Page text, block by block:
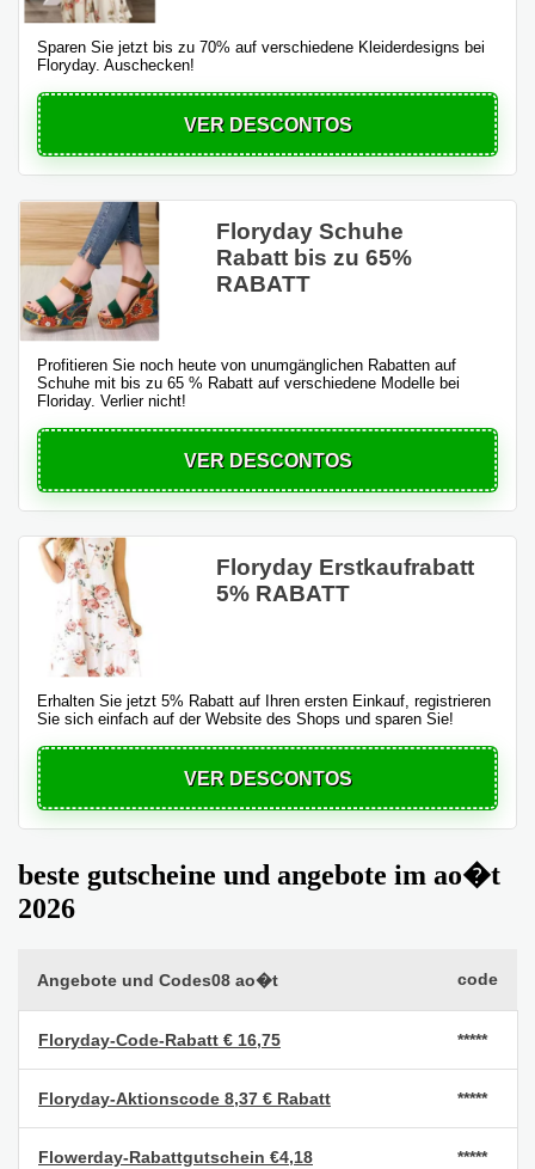
Sparen Sie jetzt bis zu 70% auf verschiedene Kleiderdesigns bei
Floryday. Auschecken!
VER DESCONTOS
Floryday Schuhe
Rabatt bis zu 65%
RABATT
Profitieren Sie noch heute von unumgänglichen Rabatten auf
Schuhe mit bis zu 65 % Rabatt auf verschiedene Modelle bei
Floriday. Verlier nicht!
VER DESCONTOS
Floryday Erstkaufrabatt
5% RABATT
Erhalten Sie jetzt 5% Rabatt auf Ihren ersten Einkauf, registrieren
Sie sich einfach auf der Website des Shops und sparen Sie!
VER DESCONTOS
beste gutscheine und angebote im ao�t
2026
Angebote und Codes08 ao�t code
Floryday-Code-Rabatt € 16,75 *****
Floryday-Aktionscode 8,37 € Rabatt *****
Flowerday-Rabattgutschein €4,18 *****